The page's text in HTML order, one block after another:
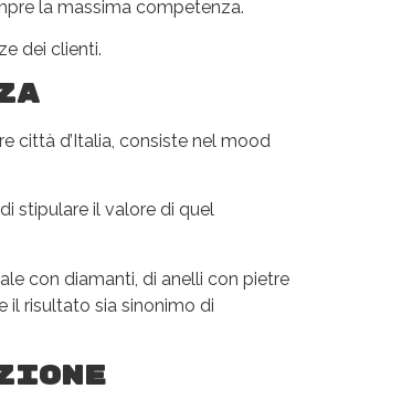
la massima competenza.
dei clienti.
città d’Italia, consiste nel mood
stipulare il valore di quel
con diamanti, di anelli con pietre
il risultato sia sinonimo di